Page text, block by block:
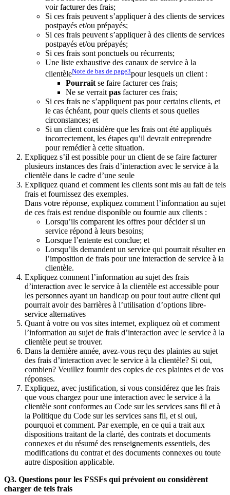
voir facturer des frais;
Si ces frais peuvent s’appliquer à des clients de services
postpayés et/ou prépayés;
Si ces frais peuvent s’appliquer à des clients de services
postpayés et/ou prépayés;
Si ces frais sont ponctuels ou récurrents;
Une liste exhaustive des canaux de service à la
clientèleNote de bas de page3pour lesquels un client :
Pourrait se faire facturer ces frais;
Ne se verrait pas facturer ces frais;
Si ces frais ne s’appliquent pas pour certains clients, et
le cas échéant, pour quels clients et sous quelles
circonstances; et
Si un client considère que les frais ont été appliqués
incorrectement, les étapes qu’il devrait entreprendre
pour remédier à cette situation.
Expliquez s’il est possible pour un client de se faire facturer
plusieurs instances des frais d’interaction avec le service à la
clientèle dans le cadre d’une seule
Expliquez quand et comment les clients sont mis au fait de tels
frais et fournissez des exemples.
Dans votre réponse, expliquez comment l’information au sujet
de ces frais est rendue disponible ou fournie aux clients :
Lorsqu’ils comparent les offres pour décider si un
service répond à leurs besoins;
Lorsque l’entente est conclue; et
Lorsqu’ils demandent un service qui pourrait résulter en
l’imposition de frais pour une interaction de service à la
clientèle.
Expliquez comment l’information au sujet des frais
d’interaction avec le service à la clientèle est accessible pour
les personnes ayant un handicap ou pour tout autre client qui
pourrait avoir des barrières à l’utilisation d’options libre-
service alternatives
Quant à votre ou vos sites internet, expliquez où et comment
l’information au sujet de frais d’interaction avec le service à la
clientèle peut se trouver.
Dans la dernière année, avez-vous reçu des plaintes au sujet
des frais d’interaction avec le service à la clientèle? Si oui,
combien? Veuillez fournir des copies de ces plaintes et de vos
réponses.
Expliquez, avec justification, si vous considérez que les frais
que vous chargez pour une interaction avec le service à la
clientèle sont conformes au Code sur les services sans fil et à
la Politique du Code sur les services sans fil, et si oui,
pourquoi et comment. Par exemple, en ce qui a trait aux
dispositions traitant de la clarté, des contrats et documents
connexes et du résumé des renseignements essentiels, des
modifications du contrat et des documents connexes ou toute
autre disposition applicable.
Q3. Questions pour les FSSFs qui prévoient ou considèrent
charger de tels frais